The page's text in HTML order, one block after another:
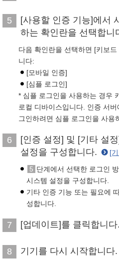
5
[사용할 인증 기능]에서
하는 확인란을 선택합니
다음 확인란을 선택하면 [키보
니다:
[모바일 인증]
[심플 로그인]
* 심플 로그인을 사용하는 경우
로컬 디바이스입니다. 인증 서
그인하려면 심플 로그인을 사용
6
[인증 설정] 및 [기타 설
설정을 구성합니다.
[
5 단계에서 선택한 로그인
시스템 설정을 구성합니다.
기타 인증 기능 또는 필요에
성합니다.
7 [업데이트]를 클릭합니다.
8 기기를 다시 시작합니다.